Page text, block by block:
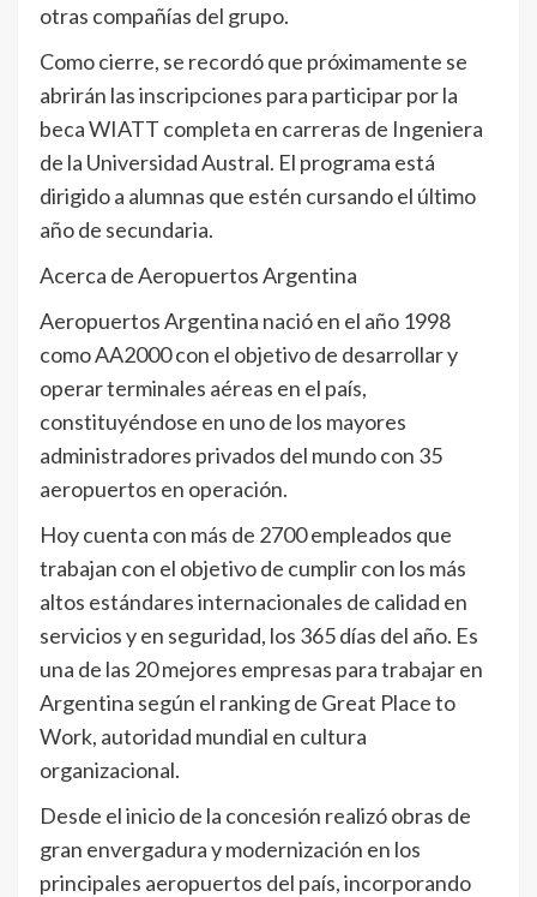
otras compañías del grupo.
Como cierre, se recordó que próximamente se
abrirán las inscripciones para participar por la
beca WIATT completa en carreras de Ingeniera
de la Universidad Austral. El programa está
dirigido a alumnas que estén cursando el último
año de secundaria.
Acerca de Aeropuertos Argentina
Aeropuertos Argentina nació en el año 1998
como AA2000 con el objetivo de desarrollar y
operar terminales aéreas en el país,
constituyéndose en uno de los mayores
administradores privados del mundo con 35
aeropuertos en operación.
Hoy cuenta con más de 2700 empleados que
trabajan con el objetivo de cumplir con los más
altos estándares internacionales de calidad en
servicios y en seguridad, los 365 días del año. Es
una de las 20 mejores empresas para trabajar en
Argentina según el ranking de Great Place to
Work, autoridad mundial en cultura
organizacional.
Desde el inicio de la concesión realizó obras de
gran envergadura y modernización en los
principales aeropuertos del país, incorporando